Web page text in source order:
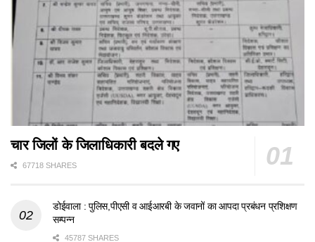
चार जिलों के जिलाधिकारी बदले गए
67718 SHARES
डोईवाला : पुलिस,पीएसी व आईआरबी के जवानों का आपदा प्रबंधन प्रशिक्षण
सम्पन्न
45787 SHARES